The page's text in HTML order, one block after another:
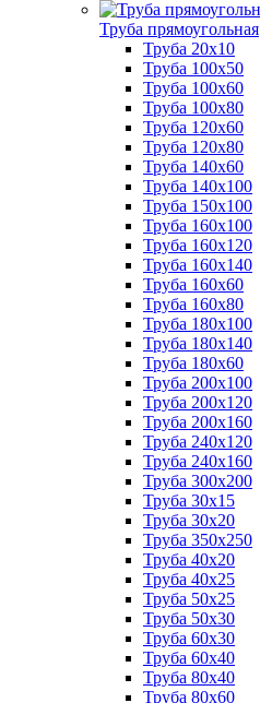
Труба прямоугольная
Труба 20x10
Труба 100x50
Труба 100x60
Труба 100x80
Труба 120x60
Труба 120x80
Труба 140x60
Труба 140x100
Труба 150x100
Труба 160x100
Труба 160x120
Труба 160x140
Труба 160x60
Труба 160x80
Труба 180x100
Труба 180x140
Труба 180x60
Труба 200x100
Труба 200x120
Труба 200x160
Труба 240x120
Труба 240x160
Труба 300x200
Труба 30x15
Труба 30x20
Труба 350x250
Труба 40x20
Труба 40x25
Труба 50x25
Труба 50x30
Труба 60x30
Труба 60x40
Труба 80x40
Труба 80x60